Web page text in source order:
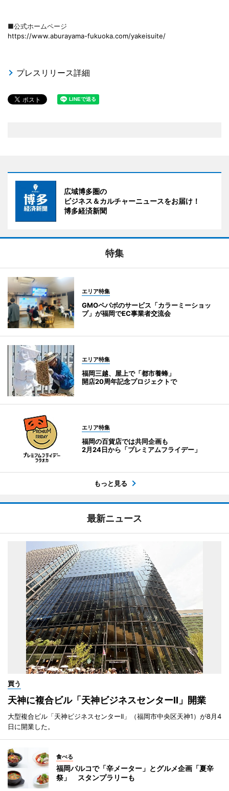
■公式ホームページ
https://www.aburayama-fukuoka.com/yakeisuite/
プレスリリース詳細
広域博多圏の
ビジネス＆カルチャーニュースをお届け！
博多経済新聞
特集
エリア特集
GMOペパボのサービス「カラーミーショッ
プ」が福岡でEC事業者交流会
エリア特集
福岡三越、屋上で「都市養蜂」
開店20周年記念プロジェクトで
エリア特集
福岡の百貨店では共同企画も
2月24日から「プレミアムフライデー」
もっと見る
最新ニュース
買う
天神に複合ビル「天神ビジネスセンターII」開業
大型複合ビル「天神ビジネスセンターII」（福岡市中央区天神1）が8月4
日に開業した。
食べる
福岡パルコで「辛メーター」とグルメ企画「夏辛
祭」 スタンプラリーも